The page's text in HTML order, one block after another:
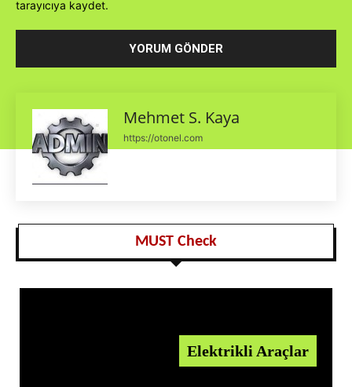
tarayıcıya kaydet.
Mehmet S. Kaya
https://otonel.com
MUST Check
Elektrikli Araçlar